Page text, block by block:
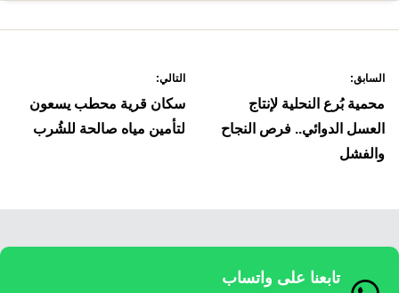
المقالات
السابق:
محمية بُرع النحلية لإنتاج
العسل الدوائي.. فرص النجاح
والفشل
التالي:
سكان قرية محطب يسعون
لتأمين مياه صالحة للشُرب
تابعنا على واتساب